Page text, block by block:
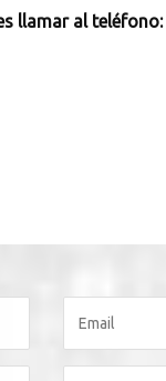
llamar al teléfono: